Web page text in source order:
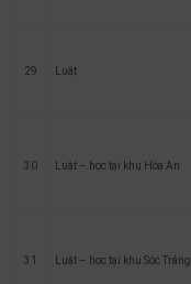
29 Luật
30 Luật – học tại khu Hòa An
31 Luật – học tại khu Sóc Trăng